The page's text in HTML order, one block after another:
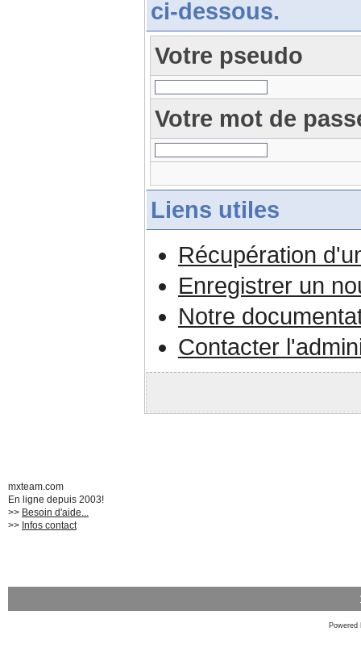
ci-dessous.
Votre pseudo
Votre mot de
Liens utiles
Récupération
Enregistrer un
Notre
Contacter
mxteam.com
En ligne depuis 2003!
>> Besoin d'aide...
>> Infos contact